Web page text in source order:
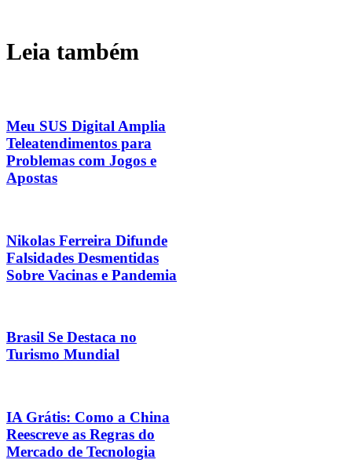
Leia também
Meu SUS Digital Amplia
Teleatendimentos para
Problemas com Jogos e
Apostas
Nikolas Ferreira Difunde
Falsidades Desmentidas
Sobre Vacinas e Pandemia
Brasil Se Destaca no
Turismo Mundial
IA Grátis: Como a China
Reescreve as Regras do
Mercado de Tecnologia